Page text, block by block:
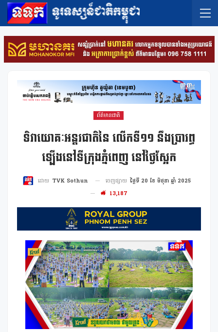
ព័ត៌មានជាតិ
ទិវាយោគៈអន្តរជាតិនៃ លើកទី១១ នឹងប្រារព្ធ
ឡើងនៅទីក្រុងភ្នំពេញ នៅថ្ងៃស្អែក
ដោយ TVK Sothun ចេញផ្សាយ ថ្ងៃទី 20 ខែ មិថុនា ឆ្នាំ 2025
13,187